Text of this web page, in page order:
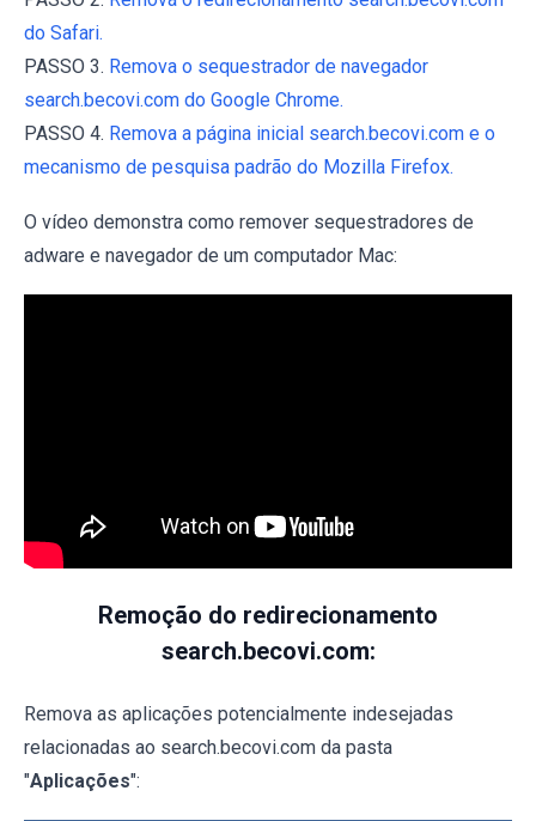
do Safari.
PASSO 3. Remova o sequestrador de navegador
search.becovi.com do Google Chrome.
PASSO 4. Remova a página inicial search.becovi.com e o
mecanismo de pesquisa padrão do Mozilla Firefox.
O vídeo demonstra como remover sequestradores de
adware e navegador de um computador Mac:
Remoção do redirecionamento
search.becovi.com:
Remova as aplicações potencialmente indesejadas
relacionadas ao search.becovi.com da pasta
"Aplicações":